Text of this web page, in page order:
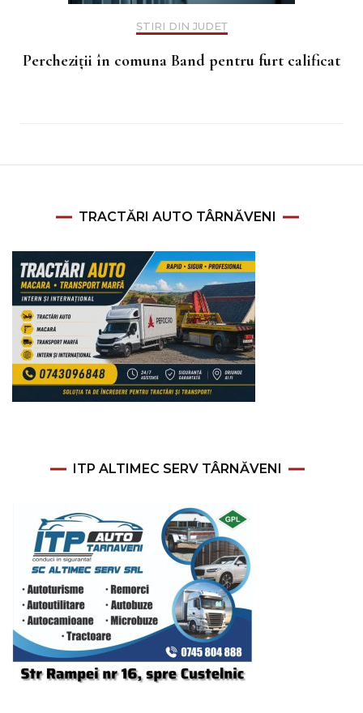
ȘTIRI DIN JUDEȚ
Percheziții în comuna Band pentru furt calificat
TRACTĂRI AUTO TÂRNĂVENI
ITP ALTIMEC SERV TÂRNĂVENI